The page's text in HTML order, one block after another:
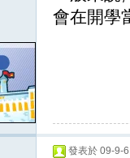
會在開學
發表於 09-9-